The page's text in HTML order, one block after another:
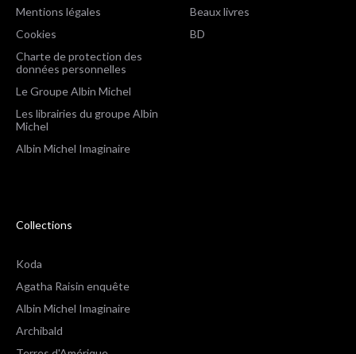
Mentions légales
Cookies
Charte de protection des
données personnelles
Le Groupe Albin Michel
Les librairies du groupe Albin
Michel
Albin Michel Imaginaire
Beaux livres
BD
Collections
Koda
Agatha Raisin enquête
Albin Michel Imaginaire
Archibald